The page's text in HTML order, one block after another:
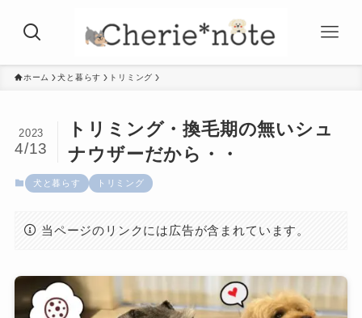
ホーム 犬と暮らす トリミング
トリミング・換毛期の無いシュ
ナウザーだから・・
2023
4/13
犬と暮らす トリミング
当ページのリンクには広告が含まれています。